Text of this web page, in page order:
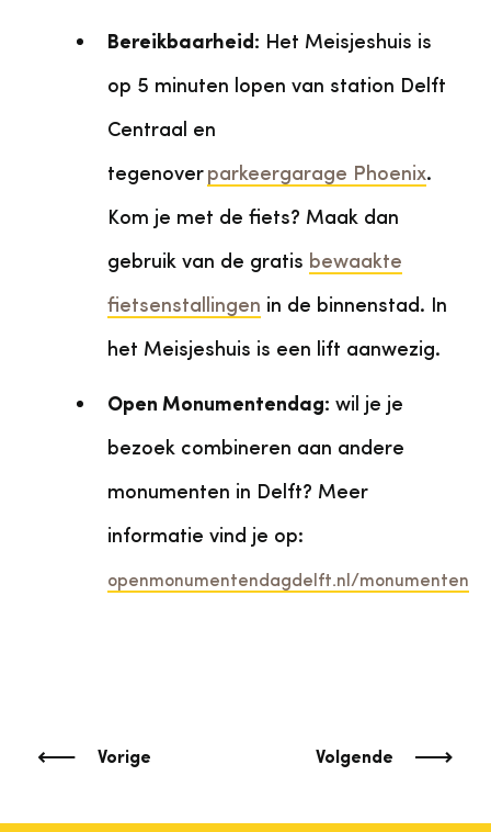
Bereikbaarheid: Het Meisjeshuis is
op 5 minuten lopen van station Delft
Centraal en
tegenover parkeergarage Phoenix.
Kom je met de fiets? Maak dan
gebruik van de gratis bewaakte
fietsenstallingen in de binnenstad. In
het Meisjeshuis is een lift aanwezig.
Open Monumentendag: wil je je
bezoek combineren aan andere
monumenten in Delft? Meer
informatie vind je op:
openmonumentendagdelft.nl/monumenten
Vorige Volgende